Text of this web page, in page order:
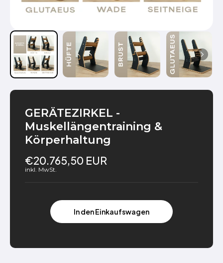
GERÄTEZIRKEL -
Muskellängentraining &
Körperhaltung
€20.765,50 EUR
inkl. MwSt.
In den Einkaufswagen